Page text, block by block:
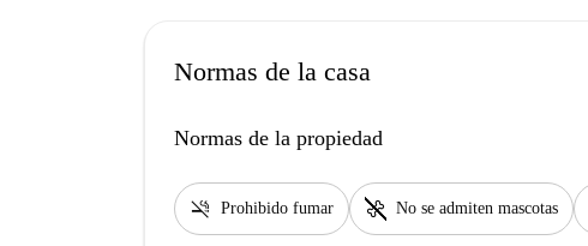
Normas de la casa
Normas de la propiedad
smoke_free Prohibido fumar pet_supplies No se admiten mascotas